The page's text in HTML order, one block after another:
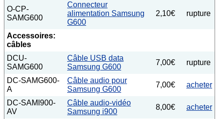
O-CP-
SAMG600
Connecteur
alimentation Samsung
G600
2,10€ rupture
Accessoires:
câbles
DCU-
SAMG600
Câble USB data
Samsung G600
7,00€ rupture
DC-SAMG600-
A
Câble audio pour
Samsung G600
7,00€ acheter
DC-SAMI900-
AV
Câble audio-vidéo
Samsung i900
8,00€ acheter